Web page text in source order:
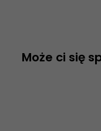
Może ci się